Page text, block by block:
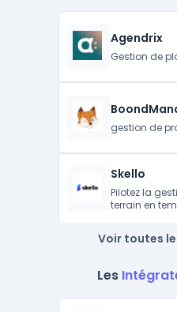
Agendrix
Gestion de
gestion de
Skello
Pilotez la
terrain en
Voir toutes
Les